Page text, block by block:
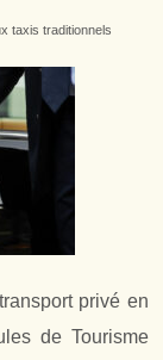
taxis traditionnels
privé en
de Tourisme